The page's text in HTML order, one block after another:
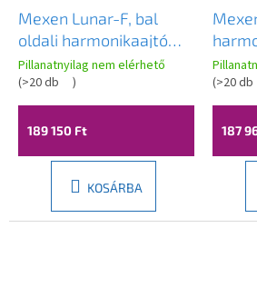
Mexen Lunar-F, bal
oldali harmonikaajtó
145 cm, átlátszó üveg,
arany profil, 836S-145-
050-50-00-L
Pillanatnyilag nem elérhető
(>20 db )
189 150 Ft
KOSÁRBA
cm,
050-
(>20 db
187